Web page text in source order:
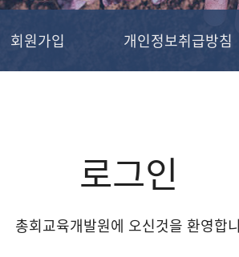
회원가입 개인정보취급방침
로그인
총회교육개발원에 오신것을 환영합니